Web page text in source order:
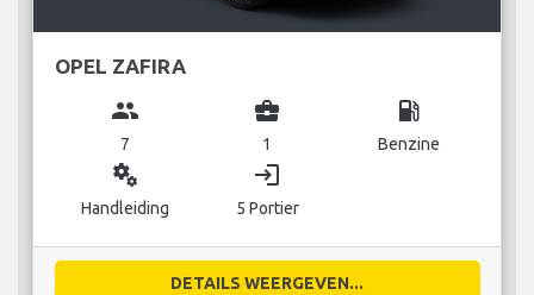
OPEL ZAFIRA
group
7
business_center
1
local_gas_station
Benzine
miscellaneous_services
Handleiding
login
5 Portier
DETAILS WEERGEVEN...